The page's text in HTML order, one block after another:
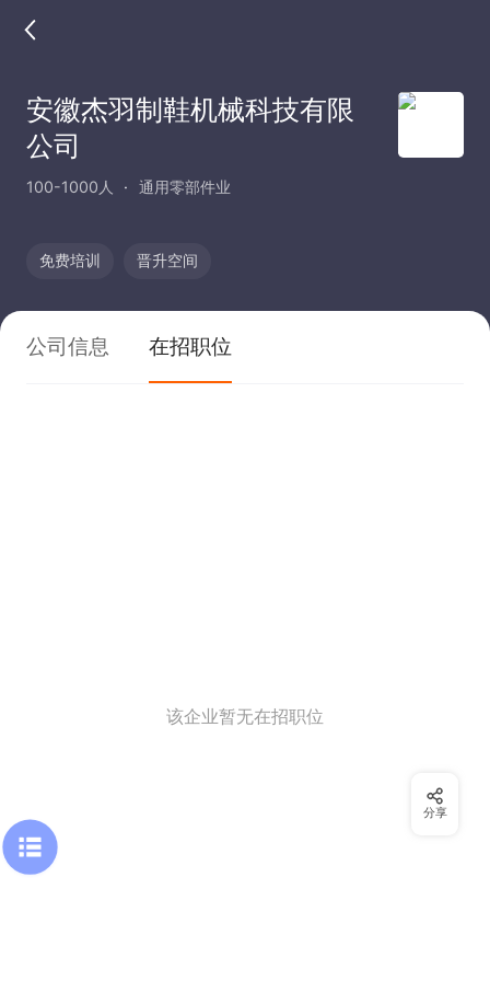
安徽杰羽制鞋机械科技有限
公司
100-1000人 通用零部件业
免费培训 晋升空间
公司信息 在招职位
该企业暂无在招职位
分享